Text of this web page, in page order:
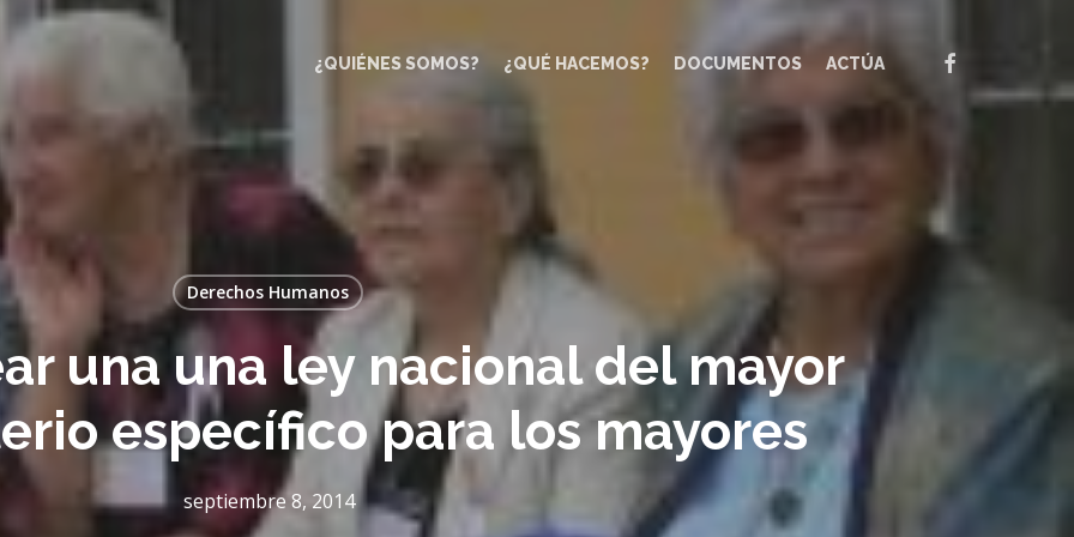
¿QUIÉNES SOMOS? ¿QUÉ HACEMOS? DOCUMENTOS ACTÚA FACEBOOK
Derechos Humanos
una una ley nacional del mayor
específico para los mayores
septiembre 8, 2014